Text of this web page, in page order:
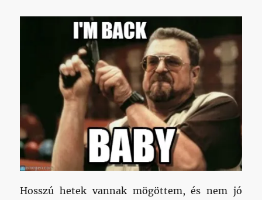
Hosszú hetek vannak mögöttem, és nem jó